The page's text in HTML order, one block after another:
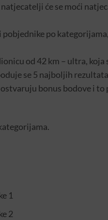
će se moći
po
od 42 km – ultra, koja
se 5 najboljih
bonus bodove i to
1
2